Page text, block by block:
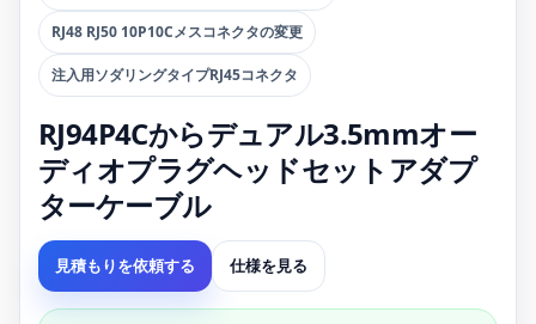
RJ48 RJ50 10P10Cメスコネクタの変更
注入用ソダリングタイプRJ45コネクタ
RJ94P4Cからデュアル3.5mmオー
ディオプラグヘッドセットアダプ
ターケーブル
見積もりを依頼する 仕様を見る